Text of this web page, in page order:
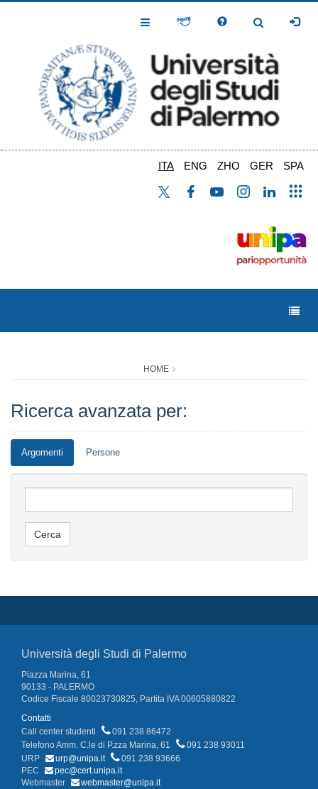
Toggle
Toggle
ITA ENG ZHO GER SPA
HOME
Ricerca avanzata per:
Argomenti Persone
Università degli Studi di Palermo
Piazza Marina, 61
90133 - PALERMO
Codice Fiscale 80023730825, Partita IVA 00605880822
Contatti
Call center studenti
091 238 86472
Telefono Amm. C.le di P.zza Marina, 61
091 238 93011
URP
urp@unipa.it
091 238 93666
PEC
pec@cert.unipa.it
Webmaster
webmaster@unipa.it